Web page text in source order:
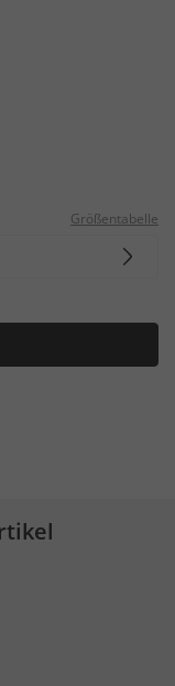
Größentabelle